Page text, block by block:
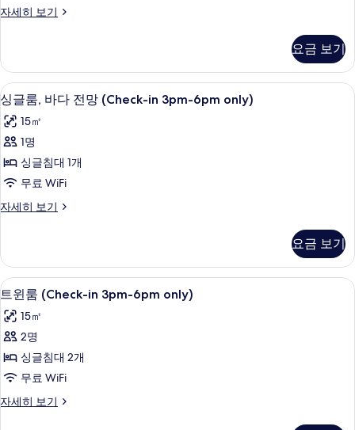
모
보
기
자세히 보기
객
히
보
기
요금 보기
싱
글
룸,
바
다
망
in
3pm-
6pm
only)
사
진
모
두
보
싱글룸, 바다 전망 (Check-in 3pm-
8
싱글룸, 바다 전망 (Check-in 3pm-6pm only)
15㎡
1명
싱글침대 1개
무료 WiFi
자세히 보기
싱
다
전
망
(Check-
in
3pm-
only)
자
히
요금 보기
트
윈
룸
(Check-
in
3pm-
6pm
7
트윈룸 (Check-in 3pm-6pm only)
15㎡
2명
싱글침대 2개
무료 WiFi
자세히 보기
트